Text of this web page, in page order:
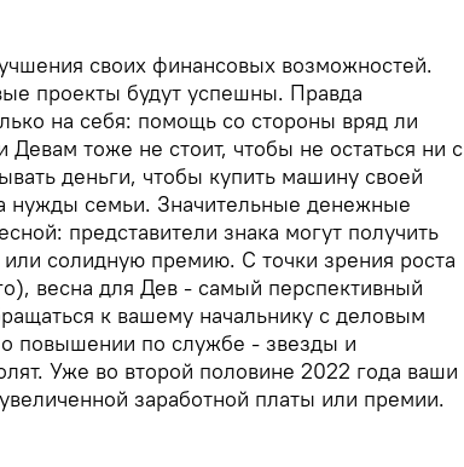
своих финансовых возможностей.
проекты будут успешны. Правда
на себя: помощь со стороны вряд ли
Девам тоже не стоит, чтобы не остаться ни с
деньги, чтобы купить машину своей
нужды семьи. Значительные денежные
представители знака могут получить
солидную премию. С точки зрения роста
весна для Дев - самый перспективный
к вашему начальнику с деловым
повышении по службе - звезды и
Уже во второй половине 2022 года ваши
заработной платы или премии.